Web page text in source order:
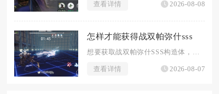
查看详情 2026-08-08
怎样才能获得战双帕弥什sss
查看详情 2026-08-07